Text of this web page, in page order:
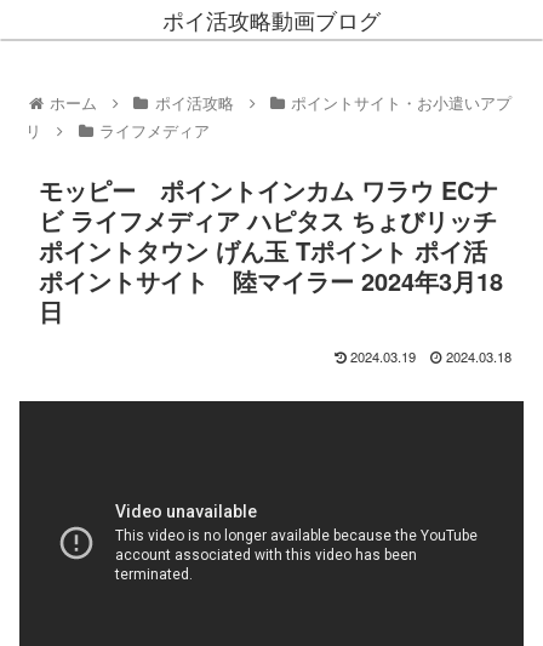
ポイ活攻略動画ブログ
ホーム ポイ活攻略
ポイントサイト・お小遣いアプ
リ
ライフメディア
モッピー ポイントインカム ワラウ ECナ
ビ ライフメディア ハピタス ちょびリッチ
ポイントタウン げん玉 Tポイント ポイ活
ポイントサイト 陸マイラー 2024年3月18
日
2024.03.19 2024.03.18